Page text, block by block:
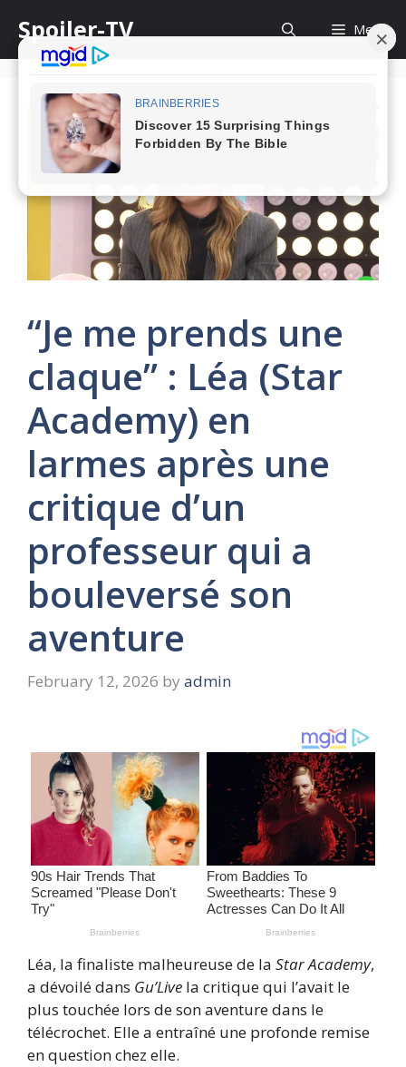
content
Spoiler-TV Menu
“Je me prends une
claque” : Léa (Star
Academy) en
larmes après une
critique d’un
professeur qui a
bouleversé son
aventure
February 12, 2026 by admin
Léa, la finaliste malheureuse de la Star Academy,
a dévoilé dans Gu’Live la critique qui l’avait le
plus touchée lors de son aventure dans le
télécrochet. Elle a entraîné une profonde remise
en question chez elle.